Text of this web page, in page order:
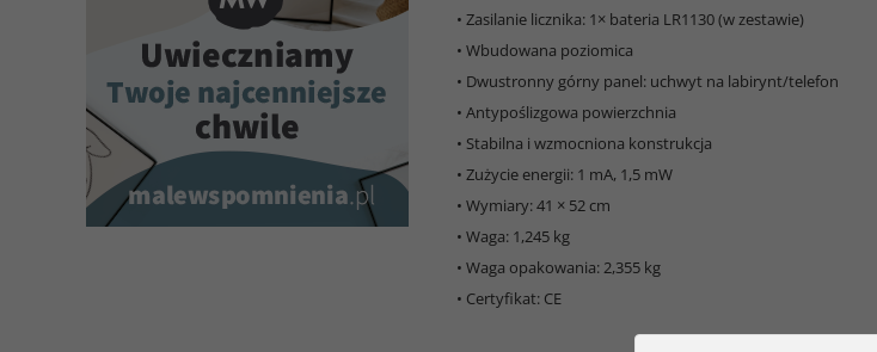
• Zasilanie licznika: 1× bateria LR1130 (w zestawie)
• Wbudowana poziomica
• Dwustronny górny panel: uchwyt na labirynt/telefon
• Antypoślizgowa powierzchnia
• Stabilna i wzmocniona konstrukcja
• Zużycie energii: 1 mA, 1,5 mW
• Wymiary: 41 × 52 cm
• Waga: 1,245 kg
• Waga opakowania: 2,355 kg
• Certyfikat: CE